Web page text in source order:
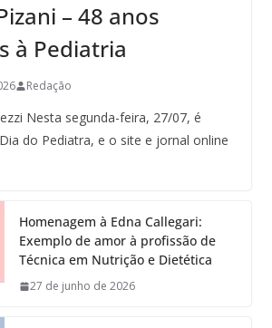
– 48 anos
à Pediatria
Redação
Nesta segunda-feira, 27/07, é
do Pediatra, e o site e jornal online
Homenagem à Edna Callegari:
Exemplo de amor à profissão de
Técnica em Nutrição e Dietética
27 de junho de 2026